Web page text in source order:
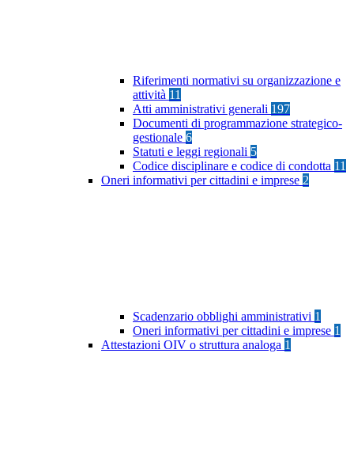
Riferimenti normativi su organizzazione e
attività 11
Atti amministrativi generali 197
Documenti di programmazione strategico-
gestionale 6
Statuti e leggi regionali 5
Codice disciplinare e codice di condotta 11
Oneri informativi per cittadini e imprese 2
Scadenzario obblighi amministrativi 1
Oneri informativi per cittadini e imprese 1
Attestazioni OIV o struttura analoga 1